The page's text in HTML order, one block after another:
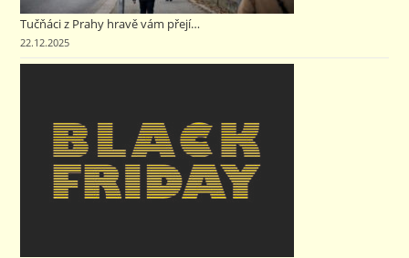
Tučňáci z Prahy hravě vám přejí…
22.12.2025